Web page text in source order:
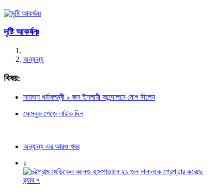
দৃষ্টি আকর্ষনঃ
অন্যান্য
বিষয়:
সনাতন ধর্মাবলম্বী ৮ জন ইসলামী আন্দোলনে যোগ দিলেন
ফেসবুক পেজে লাইক দিন
অন্যান্য এর আরও খবর
১